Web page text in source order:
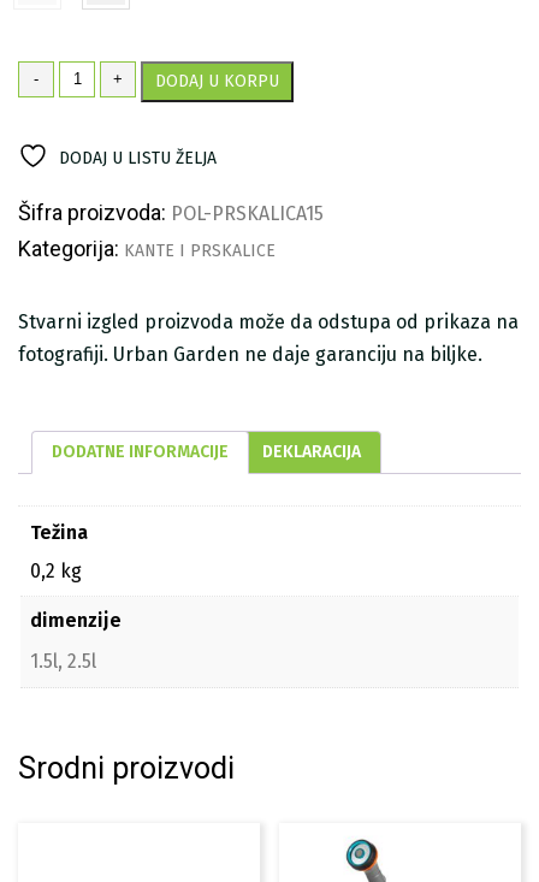
-
Prskalica
Dolomite
+ DODAJ U KORPU
DODAJ U LISTU ŽELJA
Šifra proizvoda: POL-PRSKALICA15
Kategorija: KANTE I PRSKALICE
Stvarni izgled proizvoda može da odstupa od prikaza na
fotografiji. Urban Garden ne daje garanciju na biljke.
DODATNE INFORMACIJE DEKLARACIJA
Težina
0,2 kg
dimenzije
1.5l, 2.5l
Srodni proizvodi